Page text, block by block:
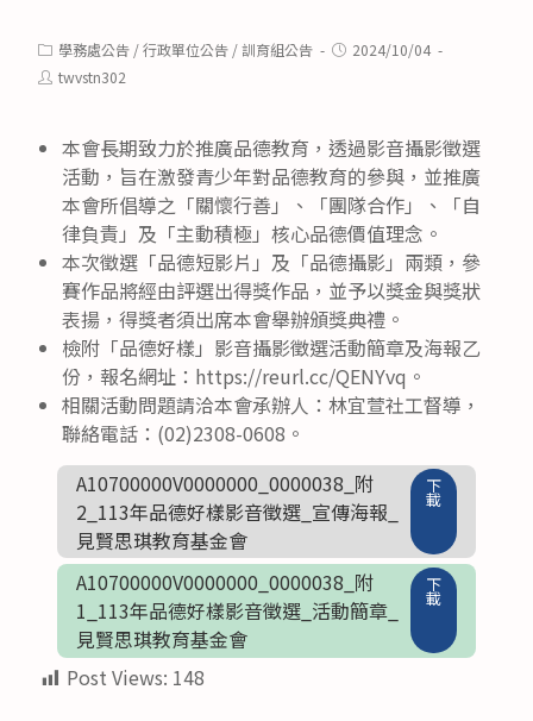
Post
category:
學務處公告 /行政單位公告 /訓育組公告
Post2024/10/04
Posttwvstn302
本會長期致力於推廣品德教育，透過影音攝影徵選
活動，旨在激發青少年對品德教育的參與，並推廣
本會所倡導之「關懷行善」、「團隊合作」、「自
律負責」及「主動積極」核心品德價值理念。
本次徵選「品德短影片」及「品德攝影」兩類，參
賽作品將經由評選出得獎作品，並予以獎金與獎狀
表揚，得獎者須出席本會舉辦頒獎典禮。
檢附「品德好樣」影音攝影徵選活動簡章及海報乙
份，報名網址：https://reurl.cc/QENYvq。
相關活動問題請洽本會承辦人：林宜萱社工督導，
聯絡電話：(02)2308-0608。
A10700000V0000000_0000038_附
2_113年品德好樣影音徵選_宣傳海報_
見賢思琪教育基金會
下
載
A10700000V0000000_0000038_附
1_113年品德好樣影音徵選_活動簡章_
見賢思琪教育基金會
下
載
Post Views: 148